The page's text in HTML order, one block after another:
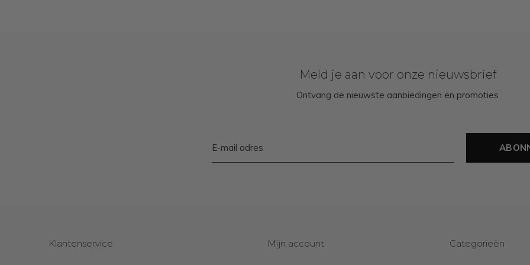
Meld je aan voor onze nieuwsbrief
Ontvang de nieuwste aanbiedingen en promoties
Klantenservice Mijn account Categorieën